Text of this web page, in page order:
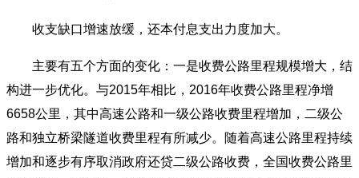
收支缺口增速放缓，还本付息支出力度加大。
主要有五个方面的变化：一是收费公路里程规模增大，结
构进一步优化。与2015年相比，2016年收费公路里程净增
6658公里，其中高速公路和一级公路收费里程增加，二级公
路和独立桥梁隧道收费里程有所减少。随着高速公路里程持续
增加和逐步有序取消政府还贷二级公路收费，全国收费公路里